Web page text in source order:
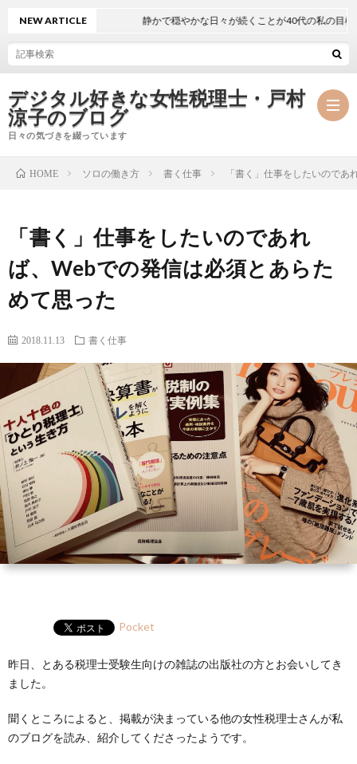
デジタル好きな女性税理士・戸村
涼子のブログ
日々の気づきを綴っています
ー
ル
HP
マ
ガ
筆
セ
ミ
ナ
ー・
講
NEW ARTICLE 静かで穏やかな日々が続くことが40代の私の目標
HOME ソロの働き方 書く仕事 「書く」仕事をしたいので
「書く」仕事をしたいのであれ
ば、Webでの発信は必須とあらた
めて思った
2018.11.13 書く仕事
Pocket
昨日、とある税理士受験生向けの雑誌の出版社の方とお会いしてき
ました。
聞くところによると、掲載が決まっている他の女性税理士さんが私
のブログを読み、紹介してくださったようです。